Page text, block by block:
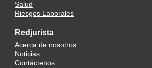
Salud
Riesgos Laborales
Redjurista
Acerca de nosotros
Noticias
Contáctenos